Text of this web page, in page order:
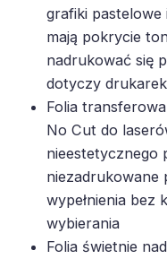
grafiki
mają pokrycie
nadrukować się
dotyczy
Folia
No Cut do
nieestetycznego
niezadrukowane
wypełnienia bez
wybierania
Folia świetnie